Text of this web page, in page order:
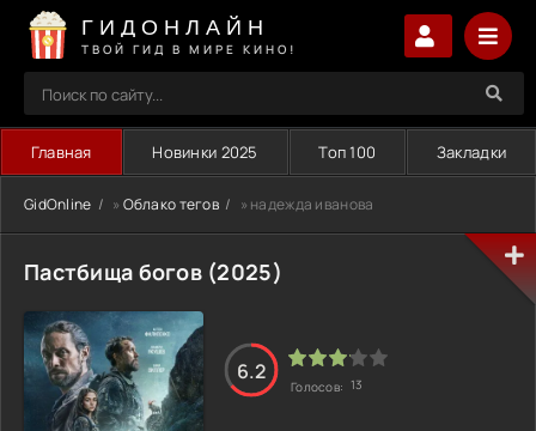
ГИДОНЛАЙН
ТВОЙ ГИД В МИРЕ КИНО!
Главная Новинки 2025 Топ 100 Закладки
GidOnline » Облако тегов » надежда иванова
Пастбища богов (2025)
6.2
Голосов: 13